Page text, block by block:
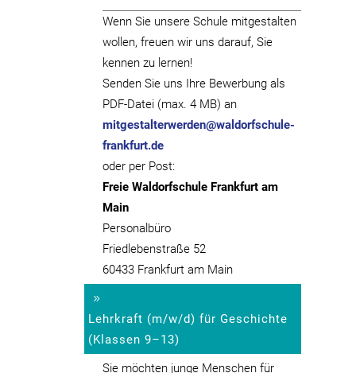
Wenn Sie unsere Schule mitgestalten
wollen, freuen wir uns darauf, Sie
kennen zu lernen!
Senden Sie uns Ihre Bewerbung als
PDF-Datei (max. 4 MB) an
mitgestalterwerden@waldorfschule-
frankfurt.de
oder per Post:
Freie Waldorfschule Frankfurt am
Main
Personalbüro
Friedlebenstraße 52
60433 Frankfurt am Main
Lehrkraft (m/w/d) für Geschichte
(Klassen 9–13)
Sie möchten junge Menschen für